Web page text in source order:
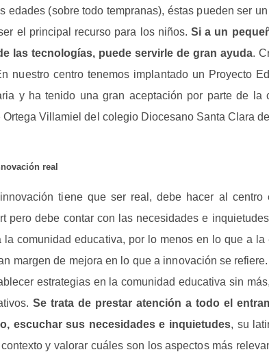
edades (sobre todo tempranas), éstas pueden ser
el principal recurso para los niños.Si a un
las tecnologías, puede servirle de gran ayuda.
nuestro centro tenemos implantado un Proyecto
y ha tenido una gran aceptación por parte de la
Ortega Villamiel del colegio Diocesano Santa Clara
real
tiene que ser real, debe hacer al
pero debe contar con las necesidades e
la comunidad educativa, por lo menos en lo que a
margen de mejora en lo que a innovación se
estrategias en la comunidad educativa sin
Se trata de prestar atención a todo el
escuchar sus necesidades e inquietudes, su
y valorar cuáles son los aspectos más